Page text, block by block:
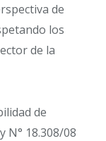
de
los
de la
de
N° 18.308/08